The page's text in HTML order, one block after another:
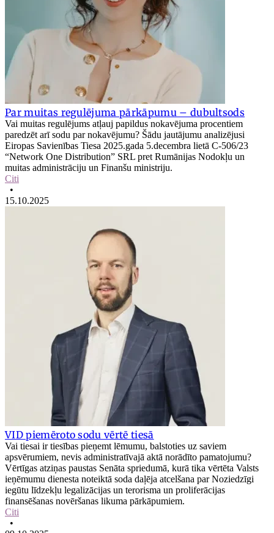
Par muitas regulējuma pārkāpumu – dubultsods
Vai muitas regulējums atļauj papildus nokavējuma procentiem
paredzēt arī sodu par nokavējumu? Šādu jautājumu analizējusi
Eiropas Savienības Tiesa 2025.gada 5.decembra lietā C‑506/23
“Network One Distribution” SRL pret Rumānijas Nodokļu un
muitas administrāciju un Finanšu ministriju.
Citi
•
15.10.2025
VID piemēroto sodu vērtē tiesā
Vai tiesai ir tiesības pieņemt lēmumu, balstoties uz saviem
apsvērumiem, nevis administratīvajā aktā norādīto pamatojumu?
Vērtīgas atziņas paustas Senāta spriedumā, kurā tika vērtēta Valsts
ieņēmumu dienesta noteiktā soda daļēja atcelšana par Noziedzīgi
iegūtu līdzekļu legalizācijas un terorisma un proliferācijas
finansēšanas novēršanas likuma pārkāpumiem.
Citi
•